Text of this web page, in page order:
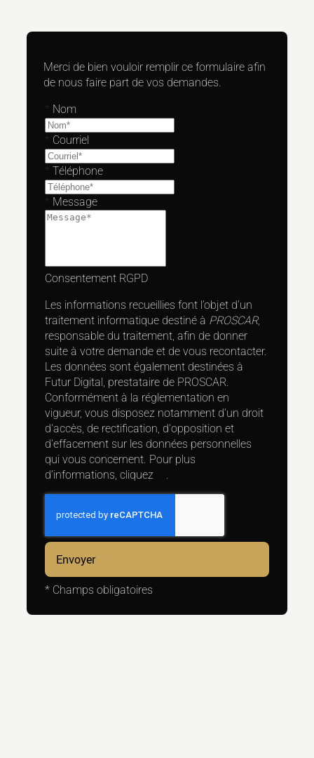
Merci de bien vouloir remplir ce formulaire afin
de nous faire part de vos demandes.
* Nom
* Courriel
*Téléphone
* Message
Consentement RGPD
Les informations recueillies font l’objet d’un
traitement informatique destiné à PROSCAR,
responsable du traitement, afin de donner
suite à votre demande et de vous recontacter.
Les données sont également destinées à
Futur Digital, prestataire de PROSCAR.
Conformément à la réglementation en
vigueur, vous disposez notamment d'un droit
d'accès, de rectification, d'opposition et
d'effacement sur les données personnelles
qui vous concernent. Pour plus
d’informations, cliquez
.
* Champs obligatoires